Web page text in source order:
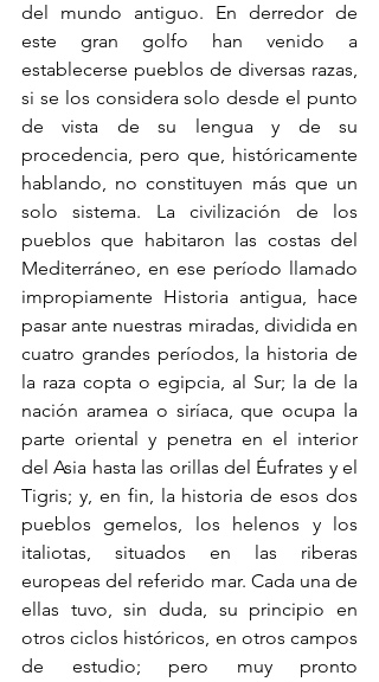
del mundo antiguo. En derredor de
este gran golfo han venido a
establecerse pueblos de diversas razas,
si se los considera solo desde el punto
de vista de su lengua y de su
procedencia, pero que, históricamente
hablando, no constituyen más que un
solo sistema. La civilización de los
pueblos que habitaron las costas del
Mediterráneo, en ese período llamado
impropiamente Historia antigua, hace
pasar ante nuestras miradas, dividida en
cuatro grandes períodos, la historia de
la raza copta o egipcia, al Sur; la de la
nación aramea o siríaca, que ocupa la
parte oriental y penetra en el interior
del Asia hasta las orillas del Éufrates y el
Tigris; y, en fin, la historia de esos dos
pueblos gemelos, los helenos y los
italiotas, situados en las riberas
europeas del referido mar. Cada una de
ellas tuvo, sin duda, su principio en
otros ciclos históricos, en otros campos
de estudio; pero muy pronto